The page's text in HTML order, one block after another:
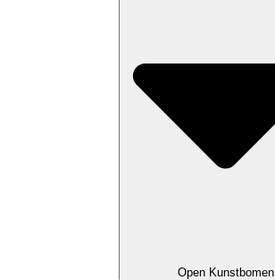
Open Kunstbomen